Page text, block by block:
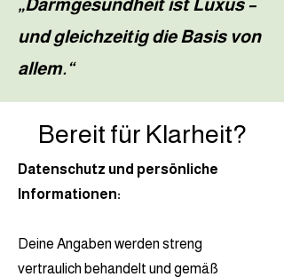
„Darmgesundheit ist Luxus –
und gleichzeitig die Basis von
allem.“
Bereit für Klarheit?
Datenschutz und persönliche
Informationen:
Deine Angaben werden streng
vertraulich behandelt und gemäß